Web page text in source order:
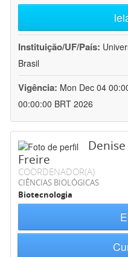
Instituição/UF/País:
Brasil
Vigência: Mon Dec 04
00:00:00 BRT 2026
Freire
COORDENADOR(A)
CIÊNCIAS BIOLÓGICAS
Biotecnologia